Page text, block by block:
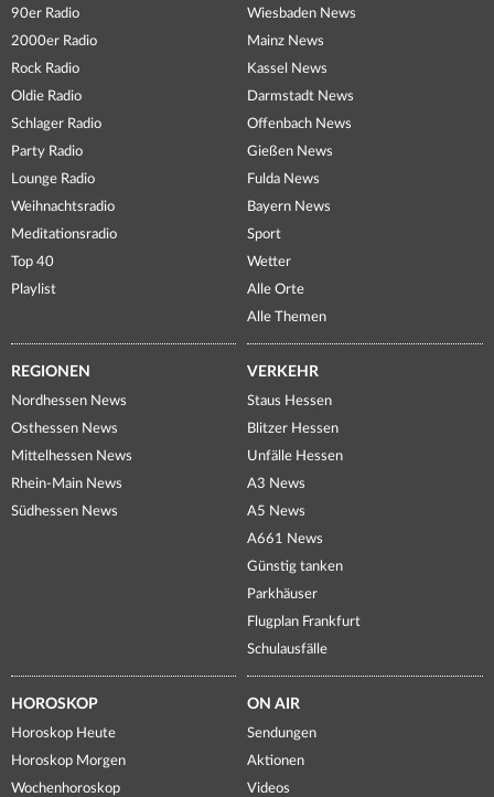
90er Radio
2000er Radio
Rock Radio
Oldie Radio
Schlager Radio
Party Radio
Lounge Radio
Weihnachtsradio
Meditationsradio
Top 40
Playlist
Wiesbaden News
Mainz News
Kassel News
Darmstadt News
Offenbach News
Gießen News
Fulda News
Bayern News
Sport
Wetter
Alle Orte
Alle Themen
REGIONEN
Nordhessen News
Osthessen News
Mittelhessen News
Rhein-Main News
Südhessen News
VERKEHR
Staus Hessen
Blitzer Hessen
Unfälle Hessen
A3 News
A5 News
A661 News
Günstig tanken
Parkhäuser
Flugplan Frankfurt
Schulausfälle
HOROSKOP
Horoskop Heute
Horoskop Morgen
Wochenhoroskop
ON AIR
Sendungen
Aktionen
Videos